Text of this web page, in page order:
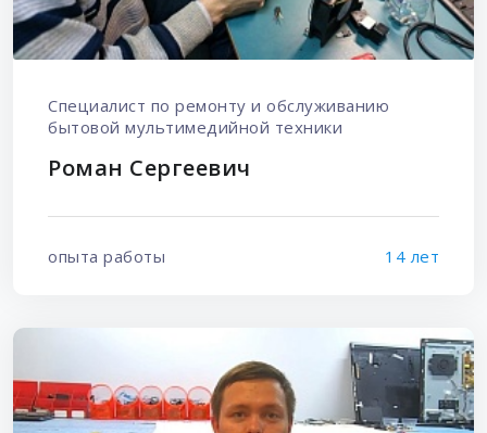
Специалист по ремонту и обслуживанию
бытовой мультимедийной техники
Роман Сергеевич
опыта работы 14 лет